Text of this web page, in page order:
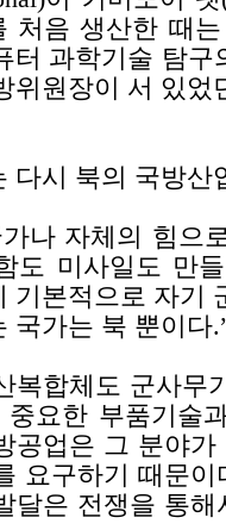
처음 생산한 때
터 과학기술 탐
위원장이 서 있었
다시 북의 국방산
나 자체의 힘으
도 미사일도 만
기본적으로 자기
국가는 북 뿐이다
복합체도 군사무
중요한 부품기술
공업은 그 분야
요구하기 때문
달은 전쟁을 통